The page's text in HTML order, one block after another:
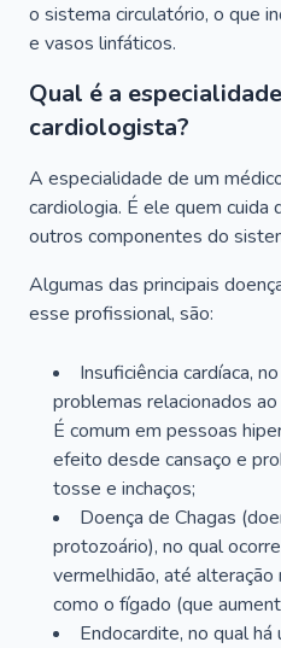
o sistema circulatório, o que
e vasos linfáticos.
Qual é a
cardiologista?
A especialidade de um
cardiologia. É ele quem cuida
outros componentes do
Algumas das principais
esse profissional, são:
Insuficiência cardíaca,
problemas relacionados
É comum em pessoas
efeito desde cansaço e
tosse e inchaços;
Doença de Chagas
protozoário), no qual
vermelhidão, até
como o fígado (que
Endocardite, no qual